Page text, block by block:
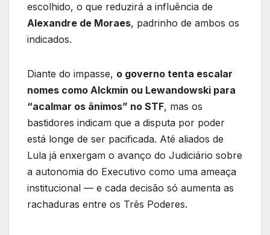
escolhido, o que reduzirá a influência de
Alexandre de Moraes, padrinho de ambos os
indicados.
Diante do impasse, o governo tenta escalar
nomes como Alckmin ou Lewandowski para
“acalmar os ânimos” no STF, mas os
bastidores indicam que a disputa por poder
está longe de ser pacificada. Até aliados de
Lula já enxergam o avanço do Judiciário sobre
a autonomia do Executivo como uma ameaça
institucional — e cada decisão só aumenta as
rachaduras entre os Três Poderes.